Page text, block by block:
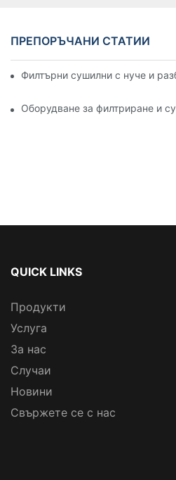
ПРЕПОРЪЧАНИ СТАТИИ
Филтърни сушилни с нуче и
Оборудване за филтриране и
QUICK LINKS
Продукти
Услуга
За нас
Случаи
Новини
Свържете се с нас